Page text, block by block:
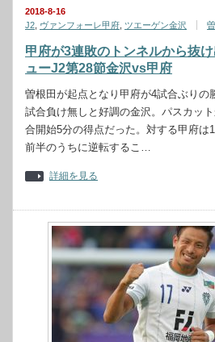
2018-8-16
J2 ヴァンフォーレ甲府 ツエーゲン金沢
甲府が3連敗のトンネルから抜
ューJ2第28節金沢vs甲府
曽根田が起点となり甲府が4試合ぶり
試合負け無しと好調の金沢。パスカッ
合開始5分の得点だった。対する甲府は
前半のうちに逆転するこ…
詳細を見る